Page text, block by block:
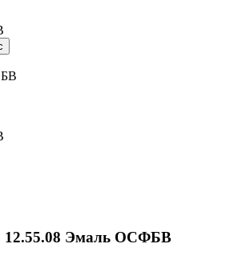
12.55.08 Эмаль ОСФБВ